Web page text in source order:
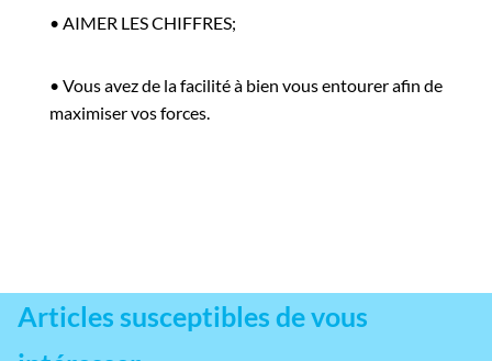
• AIMER LES CHIFFRES;
• Vous avez de la facilité à bien vous entourer afin de
maximiser vos forces.
Articles susceptibles de vous